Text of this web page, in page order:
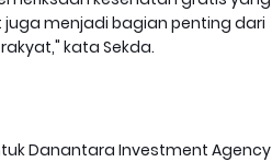
menjadi bagian penting dari
kata Sekda.
Danantara Investment Agency